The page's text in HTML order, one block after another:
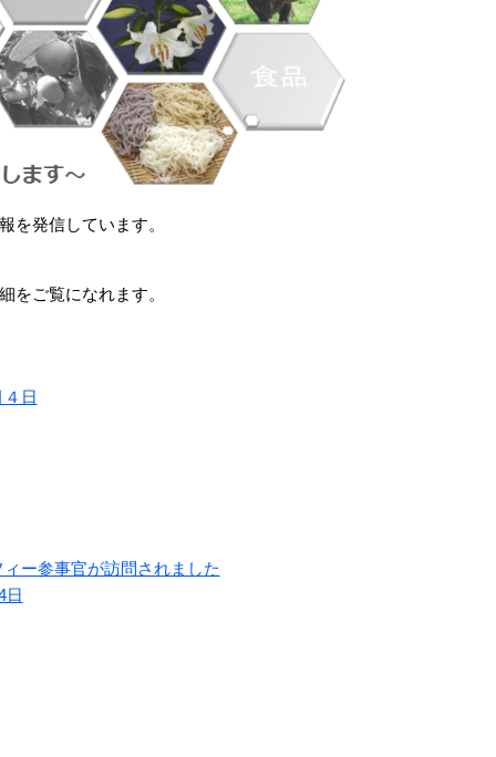
発信しています。
ご覧になれます。
日
ー参事官が訪問されました
日